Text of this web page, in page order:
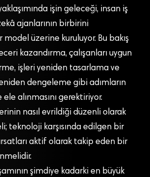
işin geleceği, insan iş
ajanlarının birbirini
model üzerine kuruluyor. Bu bakış
kazandırma, çalışanları uygun
işleri yeniden tasarlama ve
dengeleme gibi adımların
alınmasını gerektiriyor.
nasıl evrildiği düzenli olarak
teknoloji karşısında edilgen bir
aktif olarak takip eden bir
şimdiye kadarki en büyük